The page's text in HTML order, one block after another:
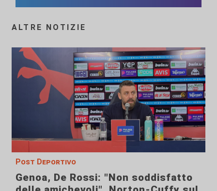
ALTRE NOTIZIE
Post Deportivo
Genoa, De Rossi: "Non soddisfatto